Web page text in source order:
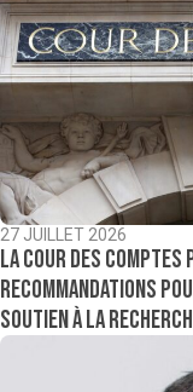
27 JUILLET 2026
La Cour des
recommandations
soutien à la